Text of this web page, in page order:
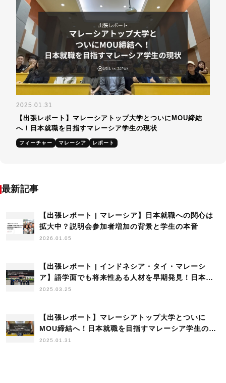
2025.01.31
【出張レポート】マレーシアトップ大学とついにMOU締結
へ！日本就職を目指すマレーシア学生の現状
フィーチャー マレーシア レポート
最新記事
【出張レポート | マレーシア】日本就職への関心は
拡大中？説明会参加者増加の背景と学生の本音
2026.01.05
【出張レポート | インドネシア・タイ・マレーシ
ア】語学面でも将来性ある人材を早期発見！日本語
を学ぶトップレベル大学の理系学生と出会う弾丸採
2025.03.25
【出張レポート】マレーシアトップ大学とついに
MOU締結へ！日本就職を目指すマレーシア学生の現
状
2025.01.31